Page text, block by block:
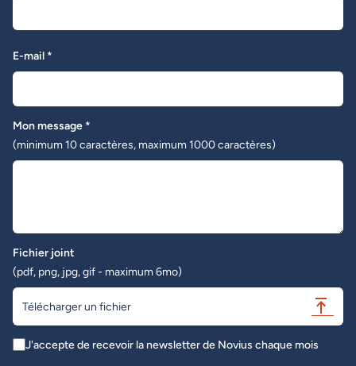
E-mail *
Mon message *
(minimum 10 caractères, maximum 1000 caractères)
Fichier joint
(pdf, png, jpg, gif - maximum 6mo)
Télécharger un fichier
J'accepte de recevoir la newsletter de Novius chaque mois